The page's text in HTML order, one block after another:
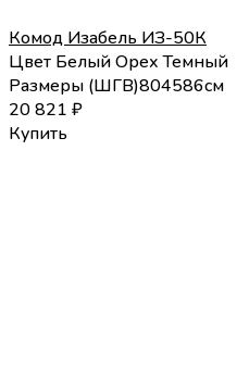
Комод Изабель ИЗ-50К
Цвет БелыйОрех Темный
Размеры (ШГВ)804586см
20 821 ₽
Купить